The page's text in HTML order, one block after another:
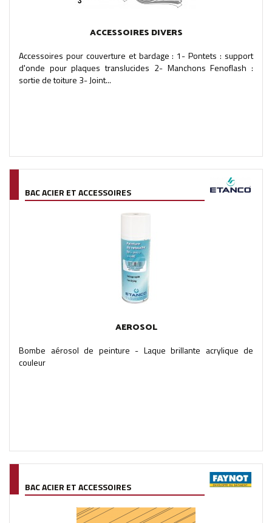
ACCESSOIRES DIVERS
Accessoires pour couverture et bardage : 1- Pontets : support
d'onde pour plaques translucides 2- Manchons Fenoflash :
sortie de toiture 3- Joint...
BAC ACIER ET ACCESSOIRES
AEROSOL
Bombe aérosol de peinture - Laque brillante acrylique de
couleur
BAC ACIER ET ACCESSOIRES